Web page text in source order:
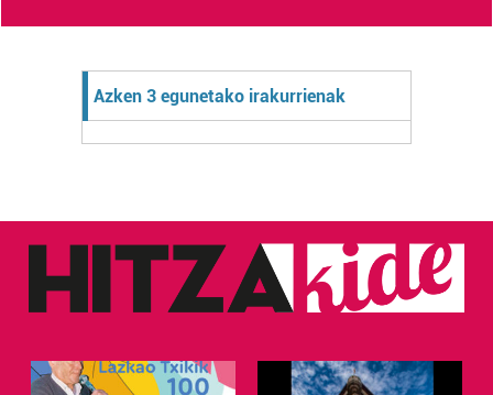
Azken 3 egunetako irakurrienak